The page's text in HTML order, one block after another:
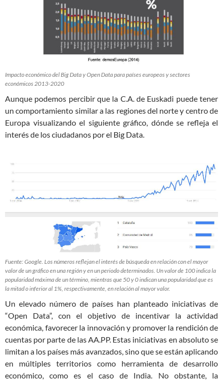
Impacto económico del Big Data y Open Data para países europeos y sectores
económicos 2013-2020
Aunque podemos percibir que la C.A. de Euskadi puede tener
un comportamiento similar a las regiones del norte y centro de
Europa visualizando el siguiente gráfico, dónde se refleja el
interés de los ciudadanos por el Big Data.
Fuente: Google. Los números reflejan el interés de búsqueda en relación con el mayor
valor de un gráfico en una región y en un periodo determinados. Un valor de 100 indica la
popularidad máxima de un término, mientras que 50 y 0 indican una popularidad que es
la mitad o inferior al 1%, respectivamente, en relación al mayor valor.
Un elevado número de países han planteado iniciativas de
“Open Data”, con el objetivo de incentivar la actividad
económica, favorecer la innovación y promover la rendición de
cuentas por parte de las AA.PP. Estas iniciativas en absoluto se
limitan a los países más avanzados, sino que se están aplicando
en múltiples territorios como herramienta de desarrollo
económico, como es el caso de India. No obstante, la